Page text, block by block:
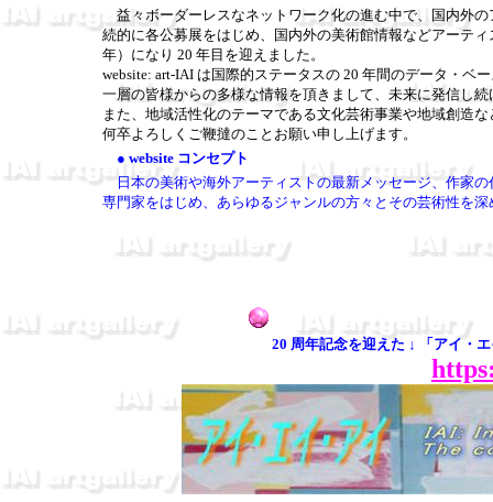
益々ボーダーレスなネットワーク化の進む中で、国内外
続的に各公募展をはじめ、国内外の美術館情報などアーテ
年）になり 20 年目を迎えました。
website: art-IAI は国際的ステータスの 20 年間のデータ・ベ
一層の皆様からの多様な情報を頂きまして、未来に発信し
また、地域活性化のテーマである文化芸術事業や地域創造
何卒よろしくご鞭撻のことお願い申し上げます。
● website コンセプト
日本の美術や海外アーティストの最新メッセージ、作家
専門家をはじめ、あらゆるジャンルの方々とその芸術性を
20 周年記念を迎えた ↓ 「アイ・